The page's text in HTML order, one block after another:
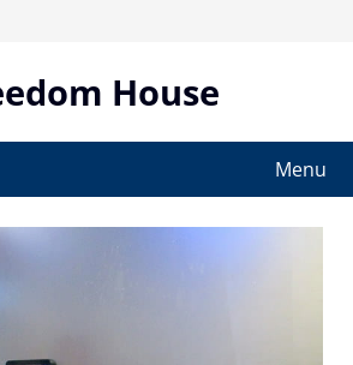
House
Menu